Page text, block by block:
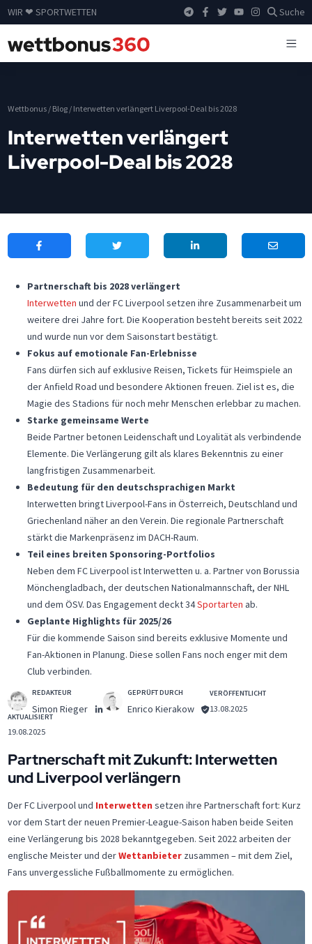
WIR ❤ SPORTWETTEN Suche
Wettbonus/ Blog/ Interwetten verlängert Liverpool-Deal bis 2028
Interwetten verlängert
Liverpool-Deal bis 2028
Partnerschaft bis 2028 verlängert
Interwetten und der FC Liverpool setzen ihre Zusammenarbeit um
weitere drei Jahre fort. Die Kooperation besteht bereits seit 2022
und wurde nun vor dem Saisonstart bestätigt.
Fokus auf emotionale Fan-Erlebnisse
Fans dürfen sich auf exklusive Reisen, Tickets für Heimspiele an
der Anfield Road und besondere Aktionen freuen. Ziel ist es, die
Magie des Stadions für noch mehr Menschen erlebbar zu machen.
Starke gemeinsame Werte
Beide Partner betonen Leidenschaft und Loyalität als verbindende
Elemente. Die Verlängerung gilt als klares Bekenntnis zu einer
langfristigen Zusammenarbeit.
Bedeutung für den deutschsprachigen Markt
Interwetten bringt Liverpool-Fans in Österreich, Deutschland und
Griechenland näher an den Verein. Die regionale Partnerschaft
stärkt die Markenpräsenz im DACH-Raum.
Teil eines breiten Sponsoring-Portfolios
Neben dem FC Liverpool ist Interwetten u. a. Partner von Borussia
Mönchengladbach, der deutschen Nationalmannschaft, der NHL
und dem ÖSV. Das Engagement deckt 34Sportarten ab.
Geplante Highlights für 2025/26
Für die kommende Saison sind bereits exklusive Momente und
Fan-Aktionen in Planung. Diese sollen Fans noch enger mit dem
Club verbinden.
REDAKTEUR
Simon Rieger
GEPRÜFT DURCH
Enrico Kierakow
VERÖFFENTLICHT
13.08.2025
AKTUALISIERT
19.08.2025
Partnerschaft mit Zukunft: Interwetten
und Liverpool verlängern
Der FC Liverpool und Interwetten setzen ihre Partnerschaft fort: Kurz
vor dem Start der neuen Premier-League-Saison haben beide Seiten
eine Verlängerung bis 2028 bekanntgegeben. Seit 2022 arbeiten der
englische Meister und derWettanbieterzusammen – mit dem Ziel,
Fans unvergessliche Fußballmomente zu ermöglichen.